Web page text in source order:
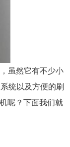
虽然它有不少小
统以及方便的刷
呢？下面我们就